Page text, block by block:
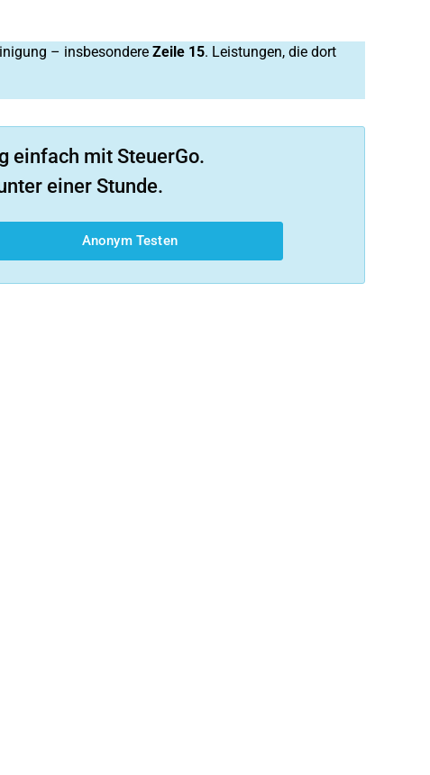
– insbesondere Zeile 15. Leistungen, die dort
einfach mit SteuerGo.
einer Stunde.
Anonym Testen